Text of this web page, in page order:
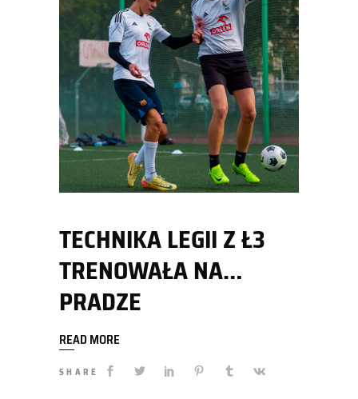
TECHNIKA LEGII Z Ł3
TRENOWAŁA NA…
PRADZE
READ MORE
SHARE